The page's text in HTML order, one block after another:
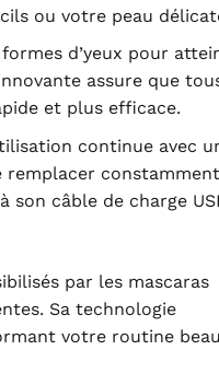
ou votre peau
d’yeux pour
assure que
et plus efficace.
continue avec
remplacer
son câble de charge
par les mascaras
Sa technologie
votre routine